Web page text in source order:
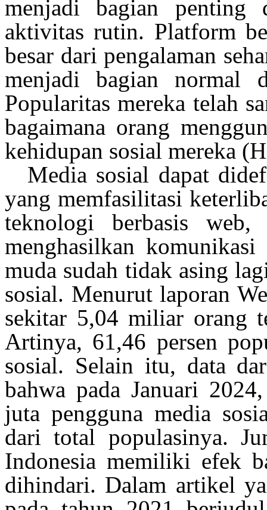
menjadi bagian penting
aktivitas rutin. Platform
besar dari pengalaman
menjadi
bagian normal
Popularitas mereka telah
bagaimana orang
kehidupan sosial mereka
Media sosial dapat
yangmemfasilitasi
teknologi
berbasis
menghasilkan komunikasi
muda sudah tidak asing
sosial. Menurut laporan
sekitar 5,04miliar orang
Artinya, 61,46 persen
sosial. Selain itu, data
bahwa pada Januari
juta pengguna media
dari total populasinya.
Indonesia memiliki efek
dihindari. Dalam artikel